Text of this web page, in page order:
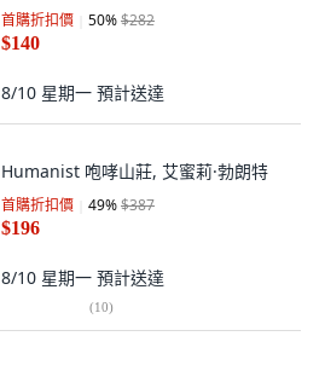
首購折扣價 50%$282
$140
8/10 星期一 預計送達
Humanist 咆哮山莊, 艾蜜莉·勃朗特
首購折扣價 49%$387
$196
8/10 星期一 預計送達
(10)